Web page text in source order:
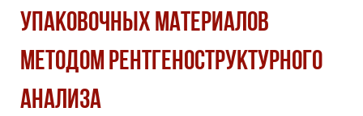
УПАКОВОЧНЫХ МАТЕРИАЛОВ
МЕТОДОМ РЕНТГЕНОСТРУКТУРНОГО
АНАЛИЗА